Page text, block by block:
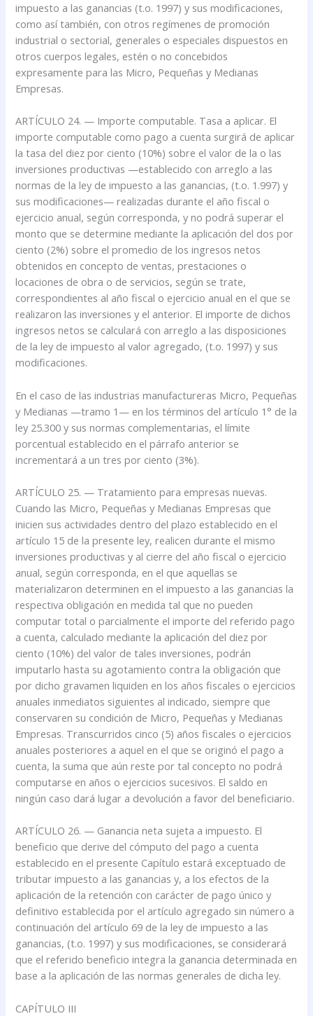
impuesto a las ganancias (t.o. 1997) y sus modificaciones,
como así también, con otros regímenes de promoción
industrial o sectorial, generales o especiales dispuestos en
otros cuerpos legales, estén o no concebidos
expresamente para las Micro, Pequeñas y Medianas
Empresas.
ARTÍCULO 24. — Importe computable. Tasa a aplicar. El
importe computable como pago a cuenta surgirá de aplicar
la tasa del diez por ciento (10%) sobre el valor de la o las
inversiones productivas —establecido con arreglo a las
normas de la ley de impuesto a las ganancias, (t.o. 1.997) y
sus modificaciones— realizadas durante el año fiscal o
ejercicio anual, según corresponda, y no podrá superar el
monto que se determine mediante la aplicación del dos por
ciento (2%) sobre el promedio de los ingresos netos
obtenidos en concepto de ventas, prestaciones o
locaciones de obra o de servicios, según se trate,
correspondientes al año fiscal o ejercicio anual en el que se
realizaron las inversiones y el anterior. El importe de dichos
ingresos netos se calculará con arreglo a las disposiciones
de la ley de impuesto al valor agregado, (t.o. 1997) y sus
modificaciones.
En el caso de las industrias manufactureras Micro, Pequeñas
y Medianas —tramo 1— en los términos del artículo 1° de la
ley 25.300 y sus normas complementarias, el límite
porcentual establecido en el párrafo anterior se
incrementará a un tres por ciento (3%).
ARTÍCULO 25. — Tratamiento para empresas nuevas.
Cuando las Micro, Pequeñas y Medianas Empresas que
inicien sus actividades dentro del plazo establecido en el
artículo 15 de la presente ley, realicen durante el mismo
inversiones productivas y al cierre del año fiscal o ejercicio
anual, según corresponda, en el que aquellas se
materializaron determinen en el impuesto a las ganancias la
respectiva obligación en medida tal que no pueden
computar total o parcialmente el importe del referido pago
a cuenta, calculado mediante la aplicación del diez por
ciento (10%) del valor de tales inversiones, podrán
imputarlo hasta su agotamiento contra la obligación que
por dicho gravamen liquiden en los años fiscales o ejercicios
anuales inmediatos siguientes al indicado, siempre que
conservaren su condición de Micro, Pequeñas y Medianas
Empresas. Transcurridos cinco (5) años fiscales o ejercicios
anuales posteriores a aquel en el que se originó el pago a
cuenta, la suma que aún reste por tal concepto no podrá
computarse en años o ejercicios sucesivos. El saldo en
ningún caso dará lugar a devolución a favor del beneficiario.
ARTÍCULO 26. — Ganancia neta sujeta a impuesto. El
beneficio que derive del cómputo del pago a cuenta
establecido en el presente Capítulo estará exceptuado de
tributar impuesto a las ganancias y, a los efectos de la
aplicación de la retención con carácter de pago único y
definitivo establecida por el artículo agregado sin número a
continuación del artículo 69 de la ley de impuesto a las
ganancias, (t.o. 1997) y sus modificaciones, se considerará
que el referido beneficio integra la ganancia determinada en
base a la aplicación de las normas generales de dicha ley.
CAPÍTULO III